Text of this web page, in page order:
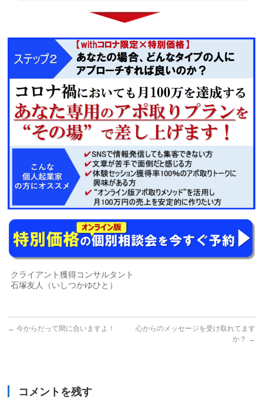
クライアント獲得コンサルタント
石塚友人（いしつかゆひと）
← 今からだって間に合いますよ！
心からのメッセージを受け取れてます
か？ →
コメントを残す